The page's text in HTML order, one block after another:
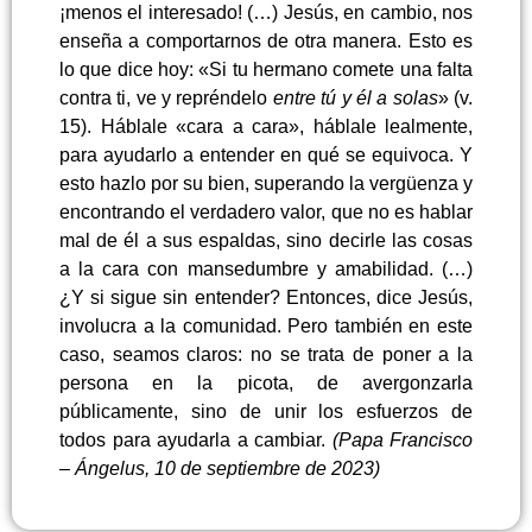
¡menos el interesado! (…) Jesús, en cambio, nos
enseña a comportarnos de otra manera. Esto es
lo que dice hoy: «Si tu hermano comete una falta
contra ti, ve y repréndelo entre tú y él a solas» (v.
15). Háblale «cara a cara», háblale lealmente,
para ayudarlo a entender en qué se equivoca. Y
esto hazlo por su bien, superando la vergüenza y
encontrando el verdadero valor, que no es hablar
mal de él a sus espaldas, sino decirle las cosas
a la cara con mansedumbre y amabilidad. (…)
¿Y si sigue sin entender? Entonces, dice Jesús,
involucra a la comunidad. Pero también en este
caso, seamos claros: no se trata de poner a la
persona en la picota, de avergonzarla
públicamente, sino de unir los esfuerzos de
todos para ayudarla a cambiar. (Papa Francisco
– Ángelus, 10 de septiembre de 2023)